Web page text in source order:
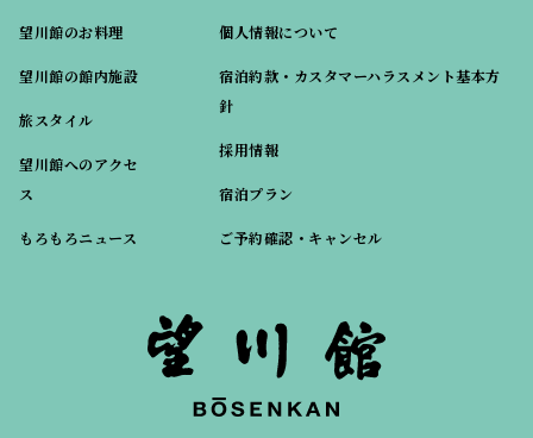
望川館のお料理
望川館の館内施設
旅スタイル
望川館へのアクセ
ス
もろもろニュース
個人情報について
宿泊約款・カスタマーハラスメント基本方
針
採用情報
宿泊プラン
ご予約確認・キャンセル